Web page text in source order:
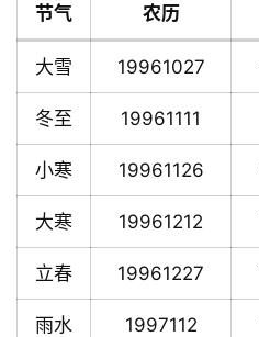
节气 农历
大雪 19961027
冬至 19961111
小寒 19961126
大寒 19961212
立春 19961227
雨水 1997112